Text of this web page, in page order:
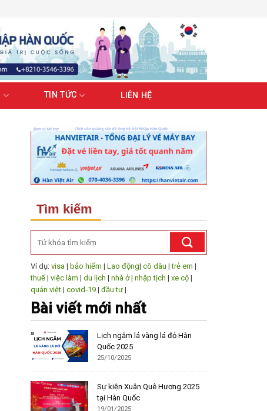
TIN TỨC LIÊN HỆ
Tìm kiếm
Ví dụ: visa | bảo hiểm | Lao động| cô dâu |trẻ em |
thuế| việc làm | du lịch | nhà ở| nhập tịch | xe cộ |
quán việt | covid-19 | đầu tư |
Bài viết mới nhất
Lịch ngắm lá vàng lá đỏ Hàn
Quốc 2025
25/10/2025
Sự kiện Xuân Quê Hương 2025
tại Hàn Quốc
19/01/2025